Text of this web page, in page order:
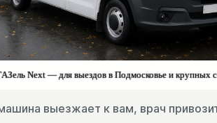
Next — для выездов в Подмосковье и крупных
выезжает к вам, врач